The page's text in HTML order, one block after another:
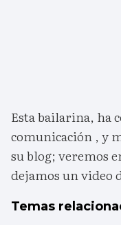
Esta bailarina, ha
comunicación , y
su blog; veremos
dejamos un video
Temas